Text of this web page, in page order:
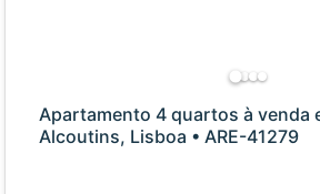
Apartamento 4 quartos à venda
Alcoutins, Lisboa • ARE-41279